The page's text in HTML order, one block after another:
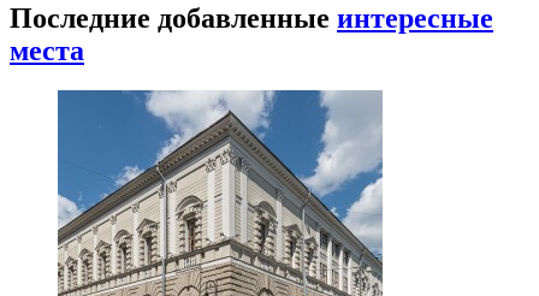
Последние добавленные интересные
места